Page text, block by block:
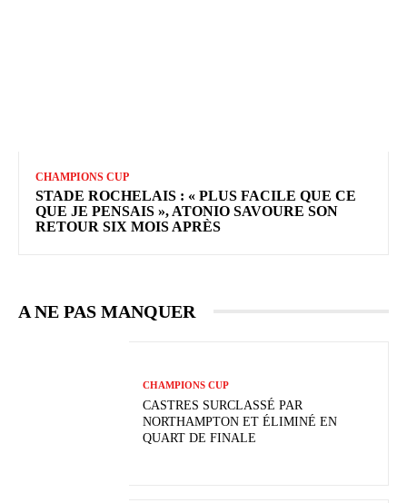
CHAMPIONS CUP
STADE ROCHELAIS : « PLUS FACILE QUE CE
QUE JE PENSAIS », ATONIO SAVOURE SON
RETOUR SIX MOIS APRÈS
A NE PAS MANQUER
CHAMPIONS CUP
CASTRES SURCLASSÉ PAR
NORTHAMPTON ET ÉLIMINÉ EN
QUART DE FINALE